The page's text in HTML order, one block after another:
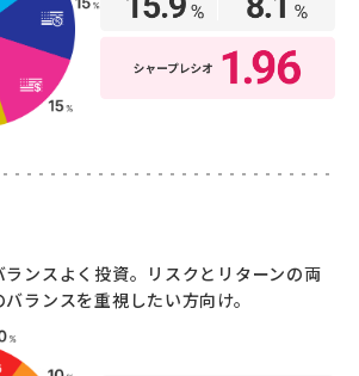
ンスよく投資。リスクとリターンの両
ランスを重視したい方向け。